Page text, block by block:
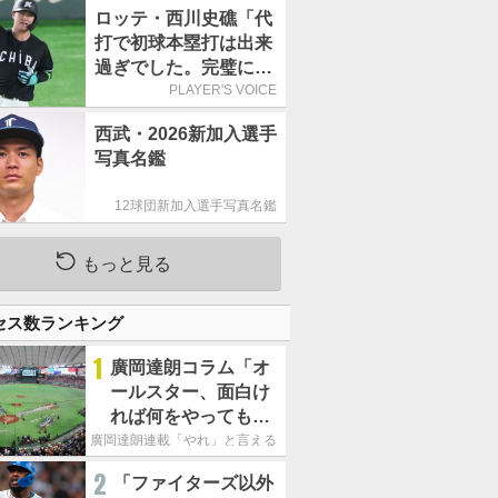
ロッテ・西川史礁「代
打で初球本塁打は出来
過ぎでした。完璧に打
てたと思います」／球
PLAYER'S VOICE
西武・2026新加入選手
写真名鑑
12球団新加入選手写真名鑑
もっと見る
ス数ランキング
1 廣岡達朗コラム「オ
ールスター、面白け
れば何をやってもい
いという発想は大間
廣岡達朗連載「やれ」と言える信念
2 「ファイターズ以外